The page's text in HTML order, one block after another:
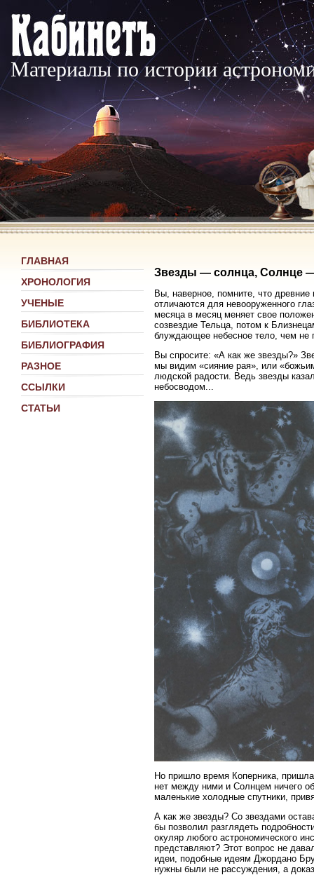
Материалы по истории
ГЛАВНАЯ
ХРОНОЛОГИЯ
УЧЕНЫЕ
БИБЛИОТЕКА
БИБЛИОГРАФИЯ
РАЗНОЕ
ССЫЛКИ
СТАТЬИ
Звезды — солнца, Солнце
Вы, наверное, помните, что
отличаются для невооруженного
месяца в месяц меняет свое
созвездие Тельца, потом к
блуждающее небесное тело, чем не
Вы спросите: «А как же звезды?»
мы видим «сияние рая», или
людской радости. Ведь звезды
небосводом...
Но пришло время Коперника,
нет между ними и Солнцем ничего
маленькие холодные спутники,
А как же звезды? Со звездами
бы позволил разглядеть
окуляр любого астрономического
представляют? Этот вопрос не
идеи, подобные идеям Джордано
нужны были не рассуждения, а